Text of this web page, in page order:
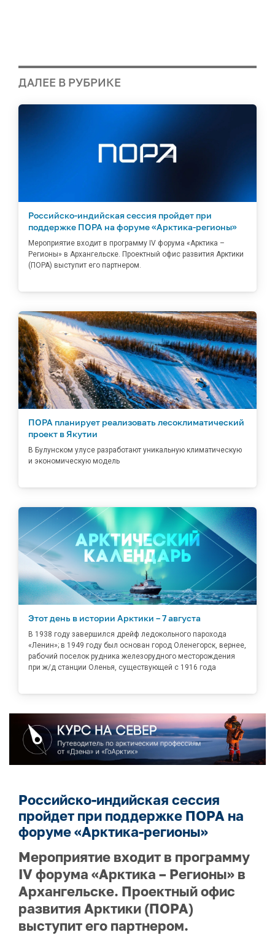
ДАЛЕЕ В РУБРИКЕ
Российско-индийская сессия пройдет при
поддержке ПОРА на форуме «Арктика-регионы»
Мероприятие входит в программу IV форума «Арктика –
Регионы» в Архангельске. Проектный офис развития Арктики
(ПОРА) выступит его партнером.
ПОРА планирует реализовать лесоклиматический
проект в Якутии
В Булунском улусе разработают уникальную климатическую
и экономическую модель
Этот день в истории Арктики – 7 августа
В 1938 году завершился дрейф ледокольного парохода
«Ленин»; в 1949 году был основан город Оленегорск, вернее,
рабочий поселок рудника железорудного месторождения
при ж/д станции Оленья, существующей с 1916 года
Российско-индийская сессия
пройдет при поддержке ПОРА на
форуме «Арктика-регионы»
Мероприятие входит в программу
IV форума «Арктика – Регионы» в
Архангельске. Проектный офис
развития Арктики (ПОРА)
выступит его партнером.